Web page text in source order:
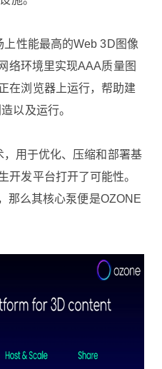
性能最高的Web 3D图像
络环境里实现AAA质量图
在浏览器上运行，帮助建
以及运行。
用于优化、压缩和部署基
开发平台打开了可能性。
那么其核心泵便是OZONE